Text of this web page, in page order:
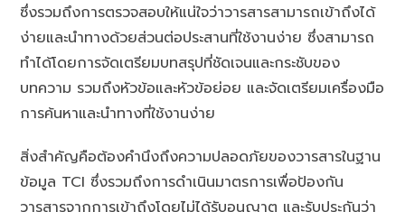
ซึ่งรวมถึงการตรวจสอบให้แน่ใจว่าวารสารสามารถเข้าถึงได้
ง่ายและนำทางด้วยส่วนต่อประสานที่ใช้งานง่าย ซึ่งสามารถ
ทำได้โดยการจัดเตรียมบทสรุปที่ชัดเจนและกระชับของ
บทความ รวมถึงหัวข้อและหัวข้อย่อย และจัดเตรียมเครื่องมือ
การค้นหาและนำทางที่ใช้งานง่าย
สิ่งสำคัญคือต้องคำนึงถึงความปลอดภัยของวารสารในฐาน
ข้อมูล TCI ซึ่งรวมถึงการดำเนินมาตรการเพื่อป้องกัน